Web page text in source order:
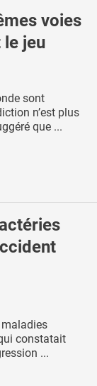
voies
le jeu
sont
n’est plus
que ...
maladies
constatait
...